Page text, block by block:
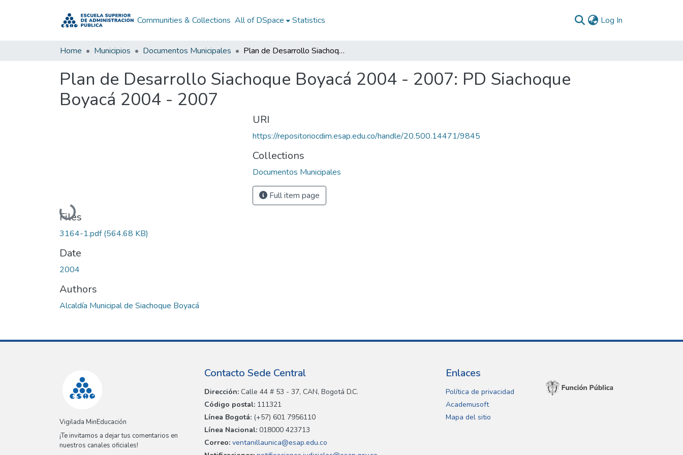
Communities & Collections All of DSpace Statistics Log In
Home Municipios Documentos Municipales Plan de Desarrollo Siachoque Boyacá 2004 - 2007: PD Siachoque Boyacá 2004 - 2007
Plan de Desarrollo Siachoque Boyacá 2004 - 2007: PD Siachoque
Boyacá 2004 - 2007
Loading...
Files
3164-1.pdf(564.68 KB)
Date
2004
Authors
Alcaldía Municipal de Siachoque Boyacá
URI
https://repositoriocdim.esap.edu.co/handle/20.500.14471/9845
Collections
Documentos Municipales
Full item page
Vigilada MinEducación
¡Te invitamos a dejar tus comentarios en
nuestros canales oficiales!
Contacto Sede Central
Dirección: Calle 44 # 53 - 37, CAN, Bogotá D.C.
Código postal: 111321
Línea Bogotá: (+57) 601 7956110
Línea Nacional: 018000 423713
Correo: ventanillaunica@esap.edu.co
Enlaces
Política de privacidad
Academusoft
Mapa del sitio